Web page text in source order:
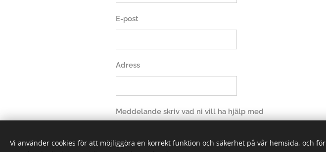
E-post
Adress
Meddelande skriv vad ni vill ha hjälp med
Vi använder cookies för att möjliggöra en korrekt funktion och säkerhet på vår hemsida, och för